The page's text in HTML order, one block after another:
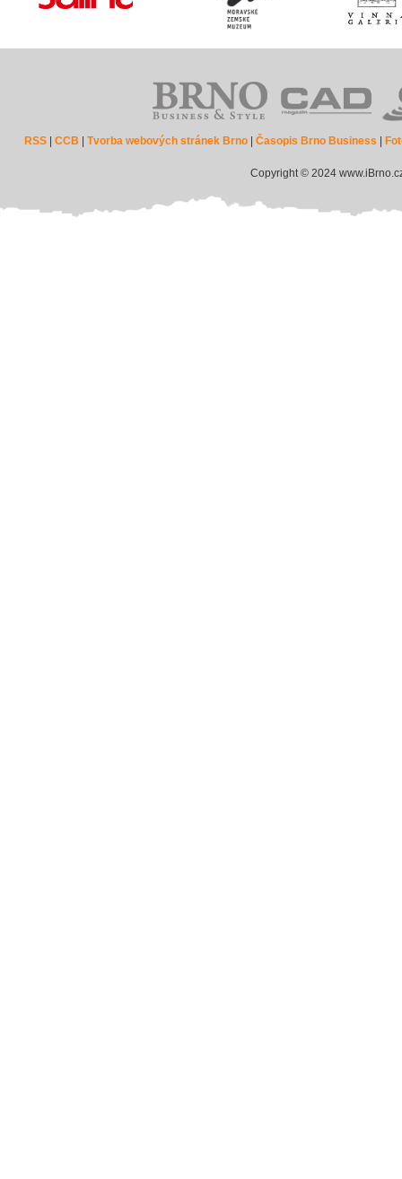
RSS |CCB |Tvorba webových stránek Brno |Časopis Brno Business
Copyright © 2024